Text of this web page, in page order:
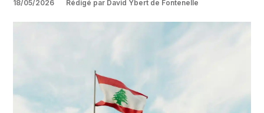
18/05/2026 Rédigé par David Ybert de Fontenelle